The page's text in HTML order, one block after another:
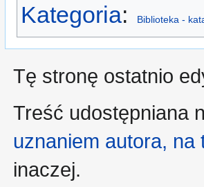
Kategoria: Biblioteka -
Tę stronę ostatnio
Treść udostępniana
uznaniem autora,
inaczej.